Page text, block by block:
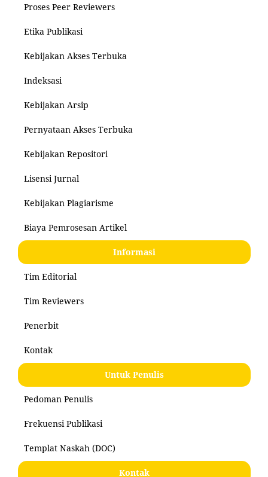
Proses Peer Reviewers
Etika Publikasi
Kebijakan Akses Terbuka
Indeksasi
Kebijakan Arsip
Pernyataan Akses Terbuka
Kebijakan Repositori
Lisensi Jurnal
Kebijakan Plagiarisme
Biaya Pemrosesan Artikel
Informasi
Tim Editorial
Tim Reviewers
Penerbit
Kontak
Untuk Penulis
Pedoman Penulis
Frekuensi Publikasi
Templat Naskah (DOC)
Kontak